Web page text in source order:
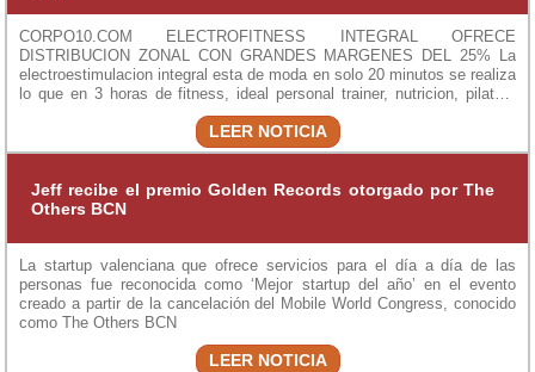
CORPO10.COM ELECTROFITNESS INTEGRAL OFRECE
DISTRIBUCION ZONAL CON GRANDES MARGENES DEL 25% La
electroestimulacion integral esta de moda en solo 20 minutos se realiza
lo que en 3 horas de fitness, ideal personal trainer, nutricion, pilates,
yoga, gimnasios,estetica, clinicas, rehabilitacion, tenis, padel, etc.
Para estar en forma , perder peso rapidamente con poco esfuerzo y
tiempo.Ofrecemos todo lo necesario para operar correctamente,
protocolos, clientes interesados en la zona. Obtenga ingresos
recurrentes importantes media de 3.000 € por equipo en su zona
que ya funciona en cientos de centros que y que ya es conocido por lo
que locales proximos a donde ya existe estan interesados en ello, el
90% de la poblacion no realiza a vcitividad fisica y este sistema ayuda
mucho a estar en forma, interesados contactar telefonicamente 0034
673366528.
LEER NOTICIA
Jeff recibe el premio Golden Records otorgado por The
Others BCN
La startup valenciana que ofrece servicios para el día a día de las
personas fue reconocida como ‘Mejor startup del año’ en el evento
creado a partir de la cancelación del Mobile World Congress, conocido
como The Others BCN
LEER NOTICIA